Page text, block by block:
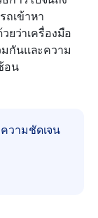
ถเข้าหา
ยว่าเครื่องมือ
กันและความ
อน
วามชัดเจน